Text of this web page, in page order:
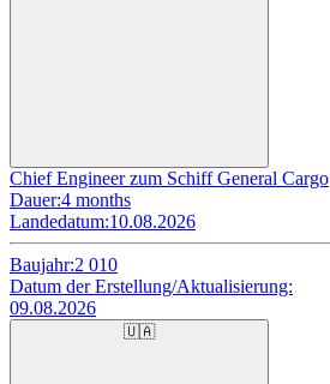
Chief Engineer zum Schiff General Cargo
Dauer:4 months
Landedatum:10.08.2026
Baujahr:2 010
Datum der Erstellung/Aktualisierung:
09.08.2026
🇺🇦